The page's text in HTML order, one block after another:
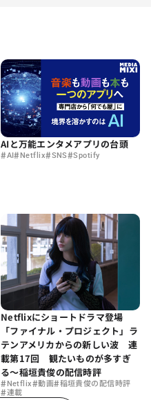
AIと万能エンタメアプリの台頭
#AI# Netflix#SNS#Spotify
Netflixにショートドラマ登場
「ファイナル・プロジェクト」ラ
テンアメリカからの新しい波 連
載第17回 観たいものが多すぎ
る～稲垣貴俊の配信時評
# Netflix#動画#稲垣貴俊の配信時評
#連載